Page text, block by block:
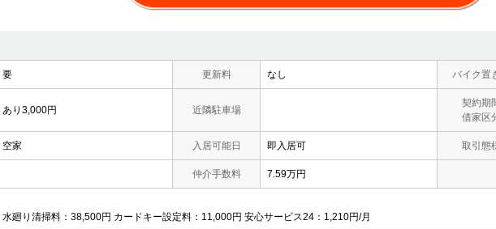
要 更新料 なし バイク置
あり3,000円 近隣駐車場
契約期
借家区
空家 入居可能日 即入居可 取引態
仲介手数料 7.59万円
水廻り清掃料：38,500円 カードキー設定料：11,000円 安心サービス24：1,210円/月